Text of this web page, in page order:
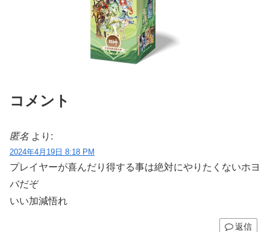
コメント
匿名 より:
2024年4月19日 8:18 PM
プレイヤーが喜んだり得する事は絶対にやりたくないホヨ
バだぞ
いい加減悟れ
返信